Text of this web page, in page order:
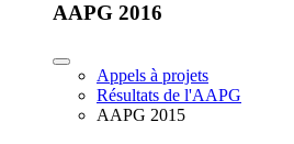
AAPG 2016
Appels à projets
Résultats de l'AAPG
AAPG 2015